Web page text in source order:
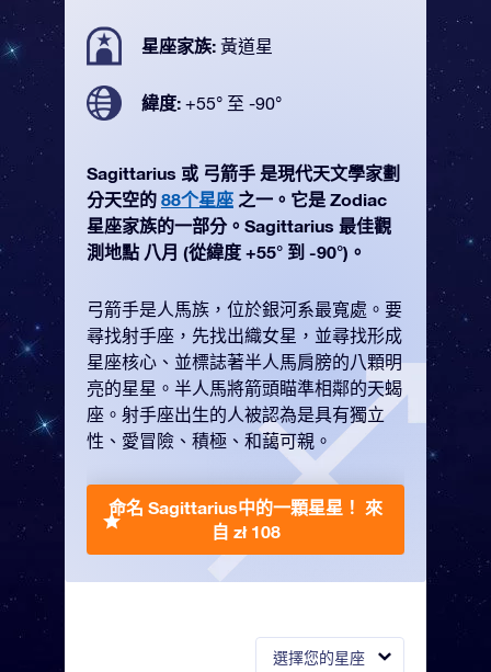
選擇您的星座
星座家族: 黃道星
緯度: +55° 至 -90°
Sagittarius 或 弓箭手 是現代天文學家劃
分天空的 88个星座 之一。它是 Zodiac
星座家族的一部分。Sagittarius 最佳觀
測地點 八月 (從緯度 +55° 到 -90°)。
弓箭手是人馬族，位於銀河系最寬處。要
尋找射手座，先找出織女星，並尋找形成
星座核心、並標誌著半人馬肩膀的八顆明
亮的星星。半人馬將箭頭瞄準相鄰的天蝎
座。射手座出生的人被認為是具有獨立
性、愛冒險、積極、和藹可親。
命名 Sagittarius中的一顆星星！ 來
自 zł 108